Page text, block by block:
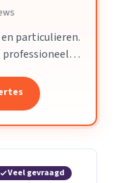
particulieren.
Veel gevraagd